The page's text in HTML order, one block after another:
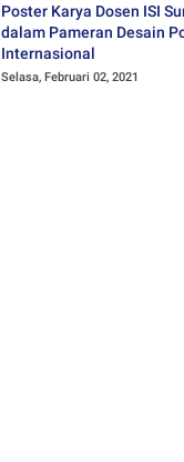
Poster Karya Dosen ISI
dalam Pameran Desain
Internasional
Selasa, Februari 02, 2021